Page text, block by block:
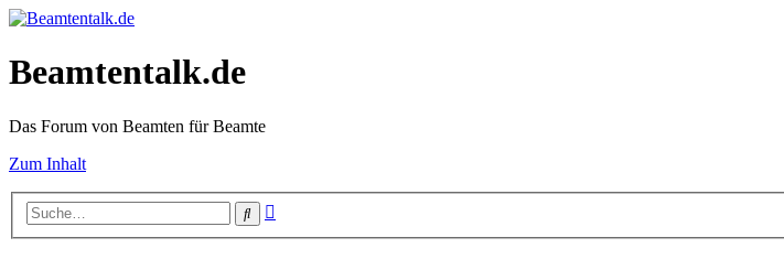
Beamtentalk.de
Das Forum von Beamten für Beamte
Zum Inhalt
Suche